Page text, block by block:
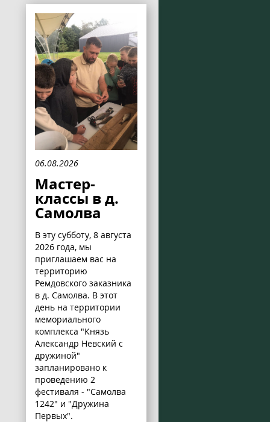
06.08.2026
Мастер-
классы в д.
Самолва
В эту субботу, 8 августа
2026 года, мы
приглашаем вас на
территорию
Ремдовского заказника
в д. Самолва. В этот
день на территории
мемориального
комплекса "Князь
Александр Невский с
дружиной"
запланировано к
проведению 2
фестиваля - "Самолва
1242" и "Дружина
Первых".